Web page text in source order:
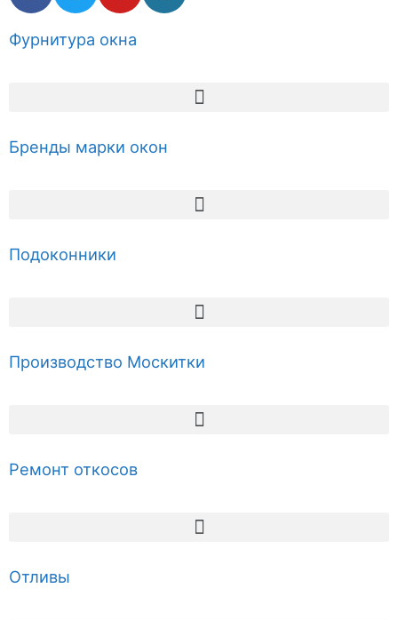
Фурнитура окна
Бренды марки окон
Подоконники
Производство Москитки
Ремонт откосов
Отливы